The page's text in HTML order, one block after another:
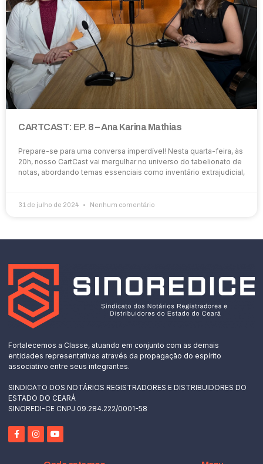
CARTCAST: EP. 8 – Ana Karina Mathias
Prepare-se para uma conversa imperdível! Nesta quarta-feira, às
20h, nosso CartCast vai mergulhar no universo do tabelionato de
notas, abordando temas essenciais como inventário extrajudicial,
31 de julho de 2024 Nenhum comentário
Fortalecemos a Classe, atuando em conjunto com as demais
entidades representativas através da propagação do espírito
associativo entre seus integrantes.
SINDICATO DOS NOTÁRIOS REGISTRADORES E DISTRIBUIDORES DO
ESTADO DO CEARÁ
SINOREDI-CE CNPJ 09.284.222/0001-58